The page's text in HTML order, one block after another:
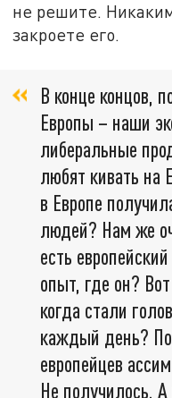
не решите.
закроете его.
В конце концов,
Европы – наши
либеральные
любят кивать на
в Европе
людей? Нам же
есть
опыт, где он?
когда стали
каждый день?
европейцев
Не получилось.